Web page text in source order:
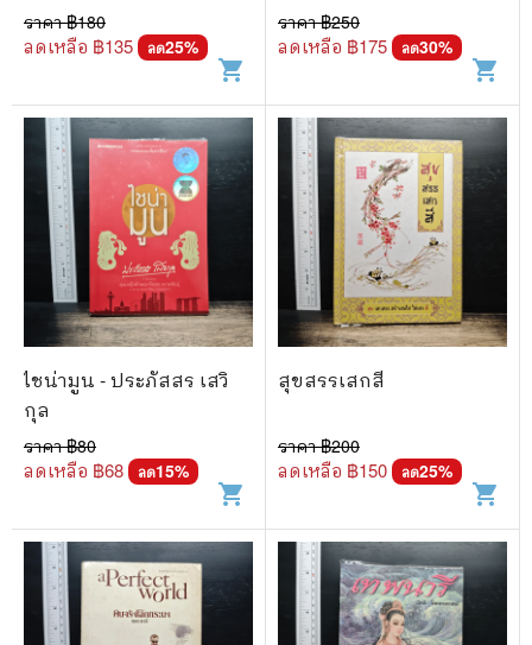
ราคา ฿180
ลดเหลือ ฿135 ลด25%
shopping_cart
ราคา ฿250
ลดเหลือ ฿175 ลด30%
shopping_cart
ไชน่ามูน - ประภัสสร เสวิ
กุล
ราคา ฿80
ลดเหลือ ฿68 ลด15%
shopping_cart
สุขสรรเสกสี
ราคา ฿200
ลดเหลือ ฿150 ลด25%
shopping_cart